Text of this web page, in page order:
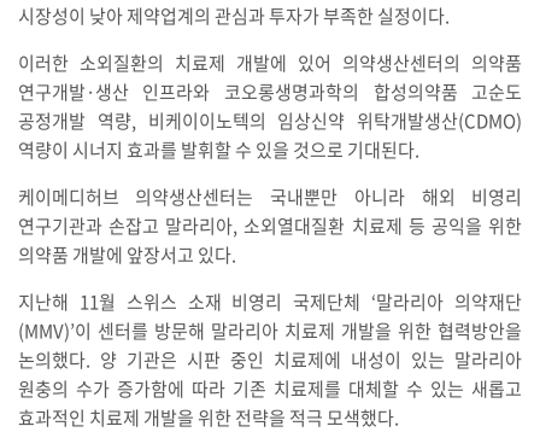
시장성이 낮아 제약업계의 관심과 투자가 부족한 실정이다.
이러한 소외질환의 치료제 개발에 있어 의약생산센터의 의약품
연구개발·생산 인프라와 코오롱생명과학의 합성의약품 고순도
공정개발 역량, 비케이이노텍의 임상신약 위탁개발생산(CDMO)
역량이 시너지 효과를 발휘할 수 있을 것으로 기대된다.
케이메디허브 의약생산센터는 국내뿐만 아니라 해외 비영리
연구기관과 손잡고 말라리아, 소외열대질환 치료제 등 공익을 위한
의약품 개발에 앞장서고 있다.
지난해 11월 스위스 소재 비영리 국제단체 ‘말라리아 의약재단
(MMV)’이 센터를 방문해 말라리아 치료제 개발을 위한 협력방안을
논의했다. 양 기관은 시판 중인 치료제에 내성이 있는 말라리아
원충의 수가 증가함에 따라 기존 치료제를 대체할 수 있는 새롭고
효과적인 치료제 개발을 위한 전략을 적극 모색했다.